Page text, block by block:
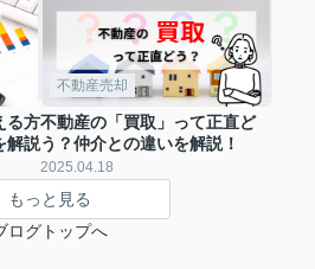
る方
解説
不動産売却
不動産の「買取」って正直ど
う？仲介との違いを解説！
2025.04.18
もっと見る
ログトップへ